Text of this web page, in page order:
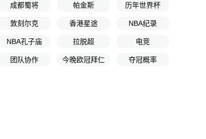
成都蜀将 帕金斯 历年世界杯
敦刻尔克 香港星途 NBA纪录
NBA孔子庙 拉脱超 电竞
团队协作 今晚欧冠拜仁 夺冠概率